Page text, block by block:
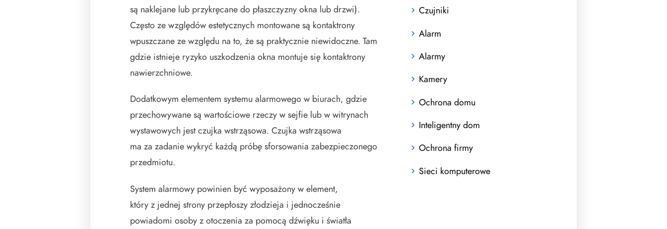
są naklejane lub przykręcane do płaszczyzny okna lub drzwi).
Często ze względów estetycznych montowane są kontaktrony
wpuszczane ze względu na to, że są praktycznie niewidoczne. Tam
gdzie istnieje ryzyko uszkodzenia okna montuje się kontaktrony
nawierzchniowe.
Dodatkowym elementem systemu alarmowego w biurach, gdzie
przechowywane są wartościowe rzeczy w sejfie lub w witrynach
wystawowych jest czujka wstrząsowa. Czujka wstrząsowa
ma za zadanie wykryć każdą próbę sforsowania zabezpieczonego
przedmiotu.
System alarmowy powinien być wyposażony w element,
który z jednej strony przepłoszy złodzieja i jednocześnie
powiadomi osoby z otoczenia za pomocą dźwięku i światła
Czujniki
Alarm
Alarmy
Kamery
Ochrona domu
Inteligentny dom
Ochrona firmy
Sieci komputerowe